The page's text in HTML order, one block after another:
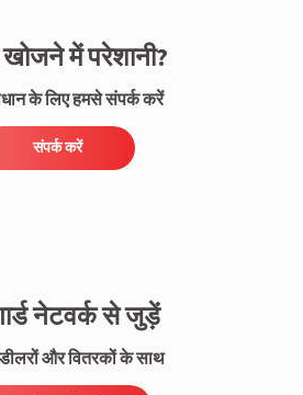
में परेशानी?
के लिए हमसे संपर्क करें
संपर्क करें
नेटवर्क से जुड़ें
और वितरकों के साथ